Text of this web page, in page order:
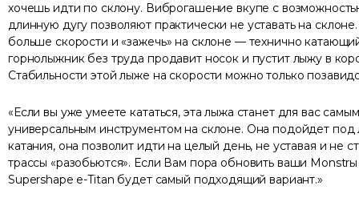
хочешь идти по склону. Виброгашение вкупе с
длинную дугу позволяют практически не уставать на
больше скорости и «зажечь» на склоне — технично
горнолыжник без труда продавит носок и пустит лыжу в
Стабильности этой лыже на скорости можно только
Если вы уже умеете кататься, эта лыжа станет для вас самым
универсальным инструментом на склоне. Она подойдет под
катания, она позволит идти на целый день, не уставая и не
трассы «разобьются». Если Вам пора обновить ваши
Supershape e-Titan будет самый подходящий вариант.